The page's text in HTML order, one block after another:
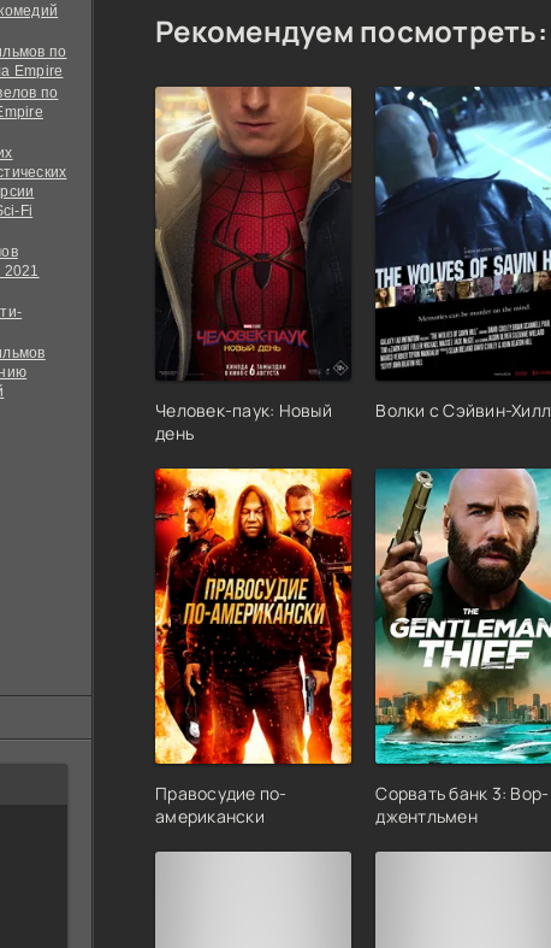
по
Empire
по
Fi
Рекомендуем посмотреть:
Человек-паук: Новый
день
Волки с Сэйвин-Хилл
Правосудие по-
американски
Сорвать банк 3: Вор-
джентльмен